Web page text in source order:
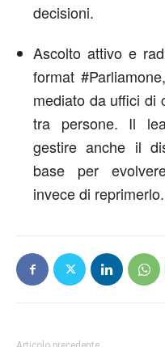
decisioni.
Ascolto attivo e
format
mediato da uffici di
tra persone. Il
gestire anche il
base per
invece di reprimerlo.